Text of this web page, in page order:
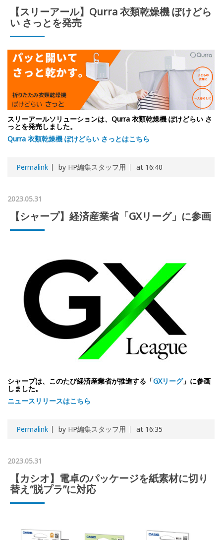
【スリーアール】Qurra 衣類乾燥機 ぽけどら
い さっとを発売
スリーアールソリューションは、Qurra 衣類乾燥機 ぽけどらい さ
っとを発売しました。
Qurra 衣類乾燥機 ぽけどらい さっとはこちら
Permalink by HP編集スタッフ用 at 16:40
2023.05.31
【シャープ】経済産業省「GXリーグ」に参画
シャープは、このたび経済産業省が推進する「GXリーグ」に参画
しました。
ニュースリリースはこちら
Permalink by HP編集スタッフ用 at 16:35
2023.05.31
【カシオ】電卓のパッケージを紙素材に切り
替え“脱プラ”に対応